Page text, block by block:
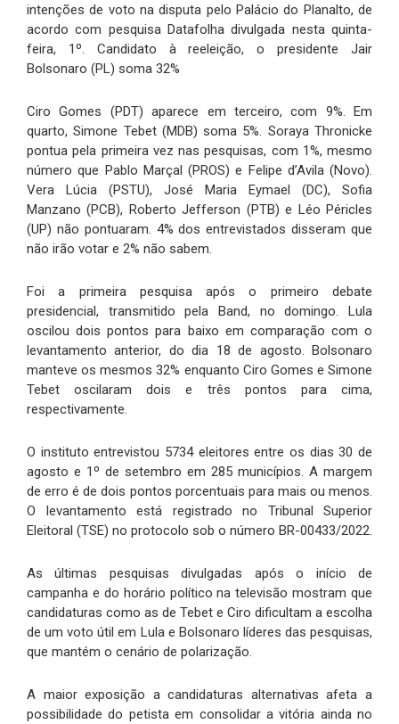
intenções de voto na disputa pelo Palácio do Planalto, de
acordo com pesquisa Datafolha divulgada nesta quinta-
feira, 1º. Candidato à reeleição, o presidente Jair
Bolsonaro (PL) soma 32%
Ciro Gomes (PDT) aparece em terceiro, com 9%. Em
quarto, Simone Tebet (MDB) soma 5%. Soraya Thronicke
pontua pela primeira vez nas pesquisas, com 1%, mesmo
número que Pablo Marçal (PROS) e Felipe d’Avila (Novo).
Vera Lúcia (PSTU), José Maria Eymael (DC), Sofia
Manzano (PCB), Roberto Jefferson (PTB) e Léo Péricles
(UP) não pontuaram. 4% dos entrevistados disseram que
não irão votar e 2% não sabem.
Foi a primeira pesquisa após o primeiro debate
presidencial, transmitido pela Band, no domingo. Lula
oscilou dois pontos para baixo em comparação com o
levantamento anterior, do dia 18 de agosto. Bolsonaro
manteve os mesmos 32% enquanto Ciro Gomes e Simone
Tebet oscilaram dois e três pontos para cima,
respectivamente.
O instituto entrevistou 5734 eleitores entre os dias 30 de
agosto e 1º de setembro em 285 municípios. A margem
de erro é de dois pontos porcentuais para mais ou menos.
O levantamento está registrado no Tribunal Superior
Eleitoral (TSE) no protocolo sob o número BR-00433/2022.
As últimas pesquisas divulgadas após o início de
campanha e do horário político na televisão mostram que
candidaturas como as de Tebet e Ciro dificultam a escolha
de um voto útil em Lula e Bolsonaro líderes das pesquisas,
que mantém o cenário de polarização.
A maior exposição a candidaturas alternativas afeta a
possibilidade do petista em consolidar a vitória ainda no